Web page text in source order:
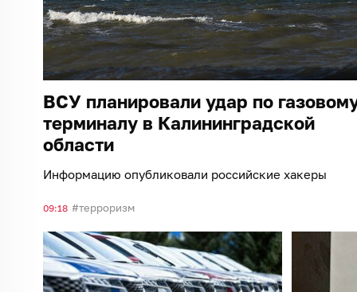
ВСУ планировали удар по
терминалу в Калининградской
области
Информацию опубликовали российские хакеры
09:18 терроризм